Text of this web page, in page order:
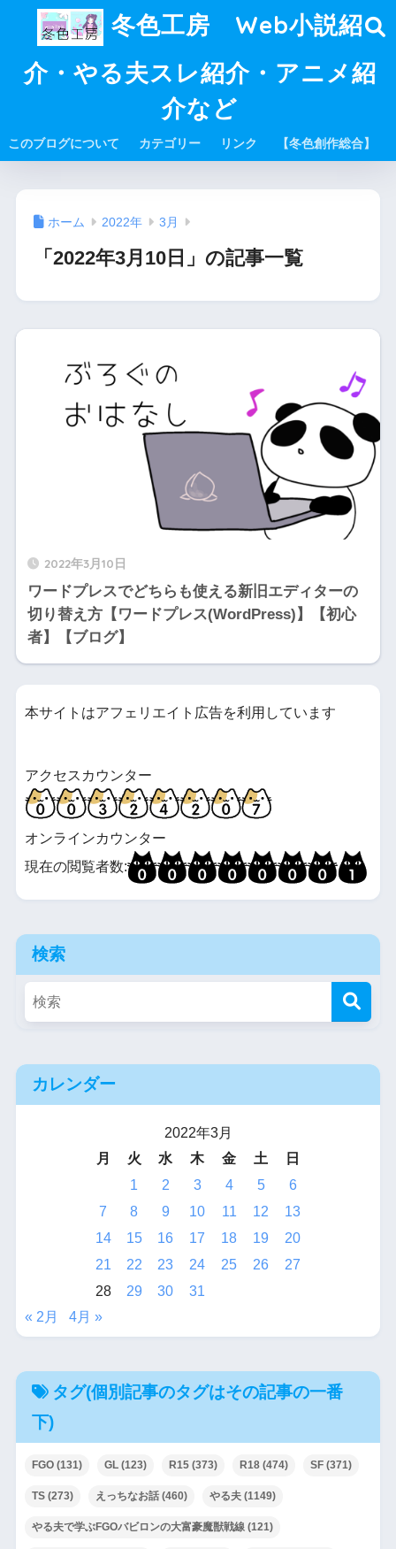
冬色工房 Web小説紹
介・やる夫スレ紹介・アニメ紹
介など
このブログについて カテゴリー リンク 【冬色創作総合】
ホーム 2022年 3月
「2022年3月10日」の記事一覧
2022年3月10日
ワードプレスでどちらも使える新旧エディターの
切り替え方【ワードプレス(WordPress)】【初心
者】【ブログ】
本サイトはアフェリエイト広告を利用しています
アクセスカウンター
オンラインカウンター
現在の閲覧者数:
検索
カレンダー
2022年3月
月
火 水 木 金 土
日
1
2 3 4 5
6
7
8 9 10 11 12
13
14
15 16 17 18 19
20
21
22 23 24 25 26
27
28
29 30
31
« 2月
4月 »
タグ(個別記事のタグはその記事の一番
下)
FGO(131) GL(123) R15(373) R18(474) SF(371)
TS(273) えっちなお話(460) やる夫(1149)
やる夫で学ぶFGOバビロンの大富豪魔獣戦線(121)